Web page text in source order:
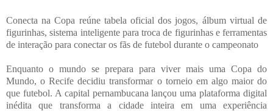
Conecta na Copa reúne tabela oficial dos jogos, álbum virtual de
figurinhas, sistema inteligente para troca de figurinhas e ferramentas
de interação para conectar os fãs de futebol durante o campeonato
Enquanto o mundo se prepara para viver mais uma Copa do
Mundo, o Recife decidiu transformar o torneio em algo maior do
que futebol. A capital pernambucana lançou uma plataforma digital
inédita que transforma a cidade inteira em uma experiência